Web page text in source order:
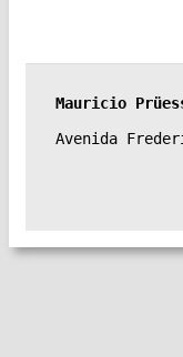
Mauricio
Avenida